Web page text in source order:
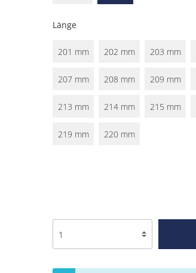
Länge
201 mm 202 mm 203 mm
207 mm 208 mm 209 mm
213 mm 214 mm 215 mm
219 mm 220 mm